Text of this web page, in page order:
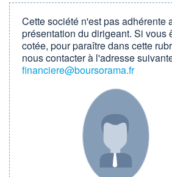
Cette société n'est pas adhérente
présentation du dirigeant. Si vous
cotée, pour paraître dans cette
nous contacter à l'adresse
financiere@boursorama.fr